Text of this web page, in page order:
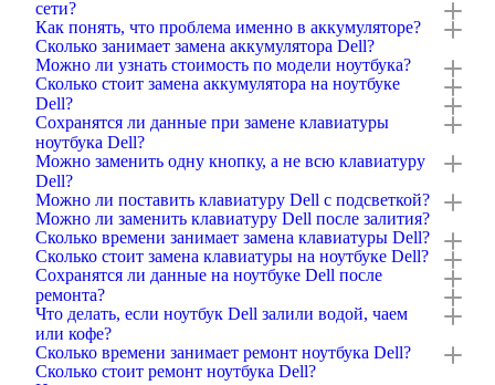
сети?
Как понять, что проблема именно в аккумуляторе?
Сколько занимает замена аккумулятора Dell?
Можно ли узнать стоимость по модели ноутбука?
Сколько стоит замена аккумулятора на ноутбуке
Dell?
Сохранятся ли данные при замене клавиатуры
ноутбука Dell?
Можно заменить одну кнопку, а не всю клавиатуру
Dell?
Можно ли поставить клавиатуру Dell с подсветкой?
Можно ли заменить клавиатуру Dell после залития?
Сколько времени занимает замена клавиатуры Dell?
Сколько стоит замена клавиатуры на ноутбуке Dell?
Сохранятся ли данные на ноутбуке Dell после
ремонта?
Что делать, если ноутбук Dell залили водой, чаем
или кофе?
Сколько времени занимает ремонт ноутбука Dell?
Сколько стоит ремонт ноутбука Dell?